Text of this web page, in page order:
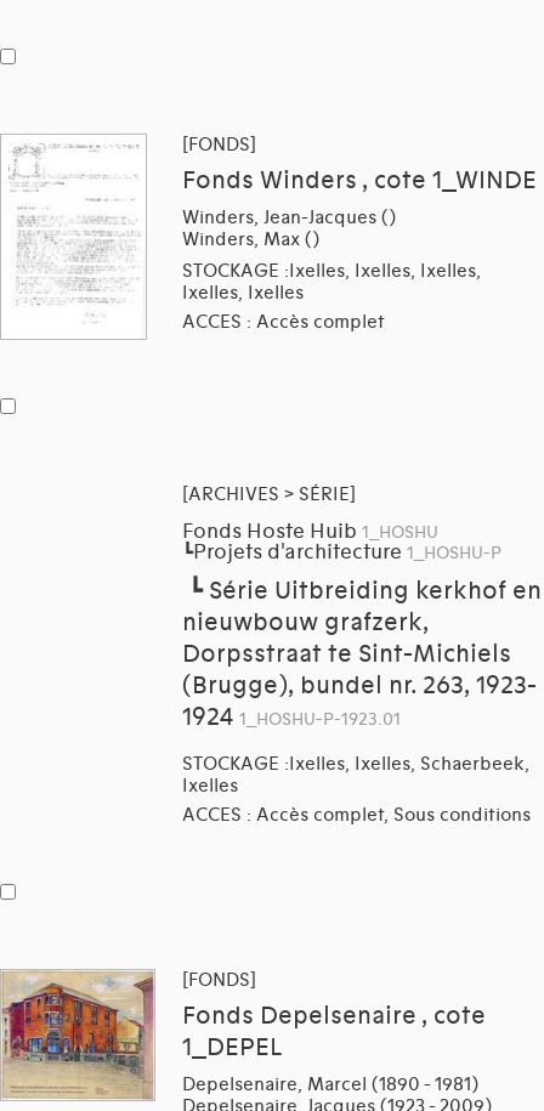
[FONDS]
Fonds Winders , cote 1_WINDE
Winders, Jean-Jacques ()
Winders, Max ()
STOCKAGE :Ixelles, Ixelles, Ixelles,
Ixelles, Ixelles
ACCES : Accès complet
[ARCHIVES > SÉRIE]
Fonds Hoste Huib 1_HOSHU
┗Projets d'architecture 1_HOSHU-P
┗ Série Uitbreiding kerkhof en
nieuwbouw grafzerk,
Dorpsstraat te Sint-Michiels
(Brugge), bundel nr. 263, 1923-
1924 1_HOSHU-P-1923.01
STOCKAGE :Ixelles, Ixelles, Schaerbeek,
Ixelles
ACCES : Accès complet, Sous conditions
[FONDS]
Fonds Depelsenaire , cote
1_DEPEL
Depelsenaire, Marcel (1890 - 1981)
Depelsenaire, Jacques (1923 - 2009)